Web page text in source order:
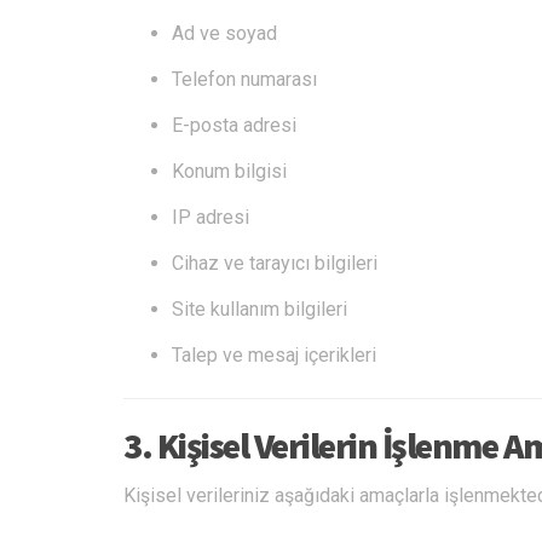
Ad ve soyad
Telefon numarası
E-posta adresi
Konum bilgisi
IP adresi
Cihaz ve tarayıcı bilgileri
Site kullanım bilgileri
Talep ve mesaj içerikleri
3. Kişisel Verilerin İşlenme
Kişisel verileriniz aşağıdaki amaçlarla